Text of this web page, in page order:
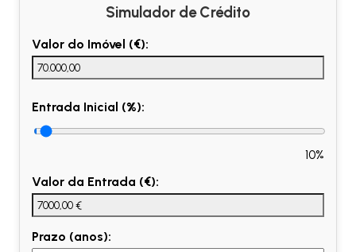
Simulador de Crédito
Valor do Imóvel (€):
Entrada Inicial (%):
10%
Valor da Entrada (€):
Prazo (anos):